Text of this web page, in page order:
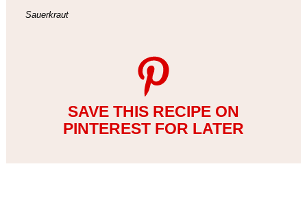
Sauerkraut
SAVE THIS RECIPE ON
PINTEREST FOR LATER